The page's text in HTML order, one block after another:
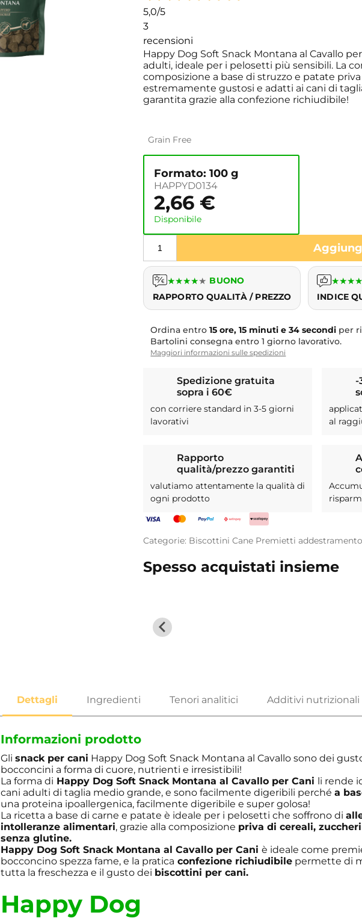
5,0/5
3
recensioni
Happy Dog Soft Snack Montana al Cavallo
adulti, ideale per i pelosetti più sensibili. La
composizione a base di struzzo e patate
estremamente gustosi e adatti ai cani di
garantita grazie alla confezione richiudibile!
Grain Free
Formato: 100 g
HAPPYD0134
2,66 €
Disponibile
★★★★★ BUONO
RAPPORTO QUALITÀ / PREZZO
★★★★
INDICE
Ordina entro15 ore, 15 minuti e 33 secondiper
Bartolini consegna entro 1 giorno lavorativo.
Maggiori informazioni sulle spedizioni
Spedizione gratuita
sopra i 60€
con corriere standard in 3-5 giorni
lavorativi
-
al
Rapporto
qualità/prezzo garantiti
valutiamo attentamente la qualità di
ogni prodotto
Categorie: Biscottini Cane Premietti addestramento
Spesso acquistati insieme
Informazioni prodotto
Glisnack per cani Happy Dog Soft Snack Montana al Cavallo sono dei
bocconcini a forma di cuore, nutrienti e irresistibili!
La forma di Happy Dog Soft Snack Montana al Cavallo per Cani li rende
cani adulti di taglia medio grande, e sono facilmente digeribili perchéa
una proteina ipoallergenica, facilmente digeribile e super golosa!
La ricetta a base di carne e patate è ideale per i pelosetti che soffrono di
intolleranze alimentari, grazie alla composizione priva di cereali,
senza glutine.
Happy Dog Soft Snack Montana al Cavallo per Caniè ideale come
bocconcino spezza fame, e la pratica confezione richiudibile permette di
tutta la freschezza e il gusto dei biscottini per cani.
Happy Dog